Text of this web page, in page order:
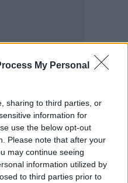
My Personal
sharing to third parties, or
information for
use the below opt-out
Please note that after your
may continue seeing
information utilized by
to third parties prior to
οικογένειες
κατά 5.000